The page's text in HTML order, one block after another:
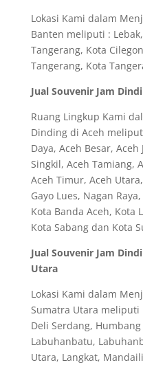
Lokasi Kami dalam
Banten meliputi :
Tangerang, Kota
Tangerang, Kota
Jual Souvenir Jam
Ruang Lingkup Kami
Dinding di Aceh
Daya, Aceh Besar, Aceh
Singkil, Aceh Tamiang,
Aceh Timur, Aceh
Gayo Lues, Nagan
Kota Banda Aceh, Kota
Kota Sabang dan Kota
Jual Souvenir Jam
Utara
Lokasi Kami dalam
Sumatra Utara meliputi
Deli Serdang,
Labuhanbatu,
Utara, Langkat,